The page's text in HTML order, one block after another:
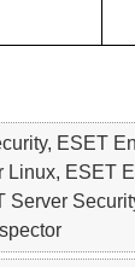
ESET
ESET